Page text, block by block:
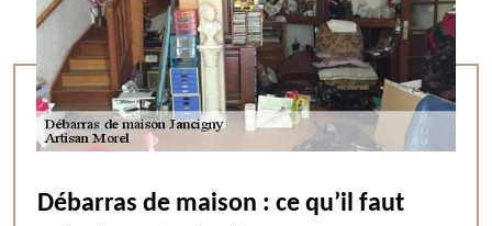
Débarras de maison : ce qu’il faut